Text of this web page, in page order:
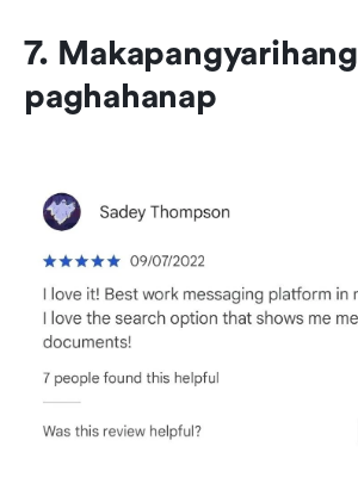
7. Makapangyarihang
paghahanap